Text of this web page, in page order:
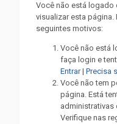
Você não está logado
visualizar esta
seguintes motivos:
Você não está
faça login e
Entrar|Precisa
Você não tem
página. Está
administrativas
Verifique nas